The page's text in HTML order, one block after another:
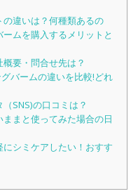
違いは？何種類あるの
ムを購入するメリットと
要・問合せ先は？
バームの違いを比較!どれ
SNS)の口コミは？
まと使ってみた場合の日
シミケアしたい！おすす